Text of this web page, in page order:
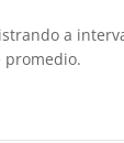
a
promedio.